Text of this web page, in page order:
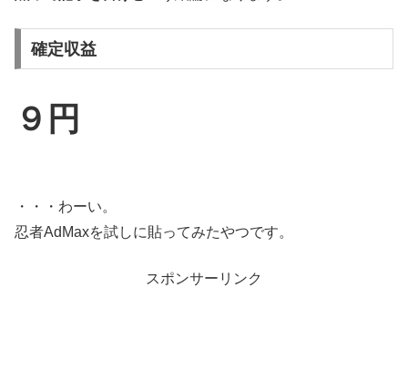
確定収益
９円
・・・わーい。
忍者AdMaxを試しに貼ってみたやつです。
スポンサーリンク